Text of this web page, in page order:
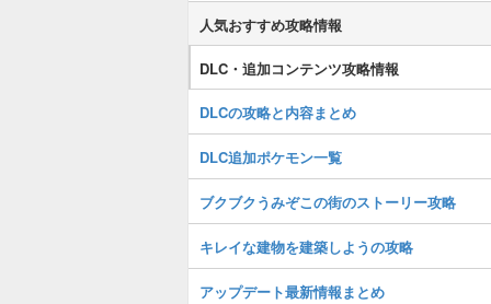
人気おすすめ攻略情報
DLC・追加コンテンツ攻略情報
DLCの攻略と内容まとめ
DLC追加ポケモン一覧
ブクブクうみぞこの街のストーリー攻略
キレイな建物を建築しようの攻略
アップデート最新情報まとめ